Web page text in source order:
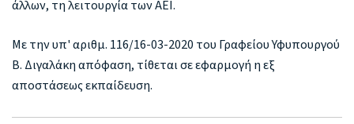
άλλων, τη λειτουργία των ΑΕΙ.
Με την υπ' αριθμ. 116/16-03-2020 του Γραφείου Υφυπουργού
Β. Διγαλάκη απόφαση, τίθεται σε εφαρμογή η εξ
αποστάσεως εκπαίδευση.